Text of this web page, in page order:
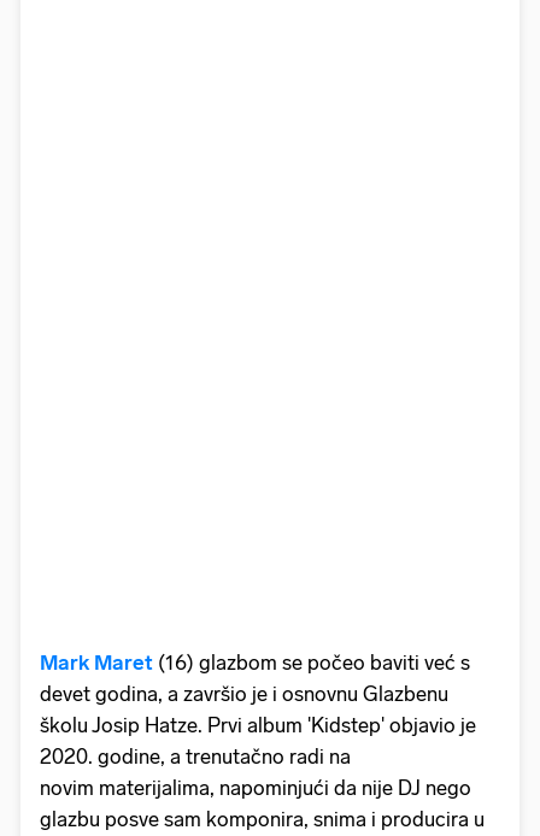
Mark Maret (16) glazbom se počeo baviti već s
devet godina, a završio je i osnovnu Glazbenu
školu Josip Hatze. Prvi album 'Kidstep' objavio je
2020. godine, a trenutačno radi na
novim materijalima, napominjući da nije DJ nego
glazbu posve sam komponira, snima i producira u